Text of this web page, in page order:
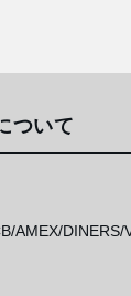
ついて
AMEX/